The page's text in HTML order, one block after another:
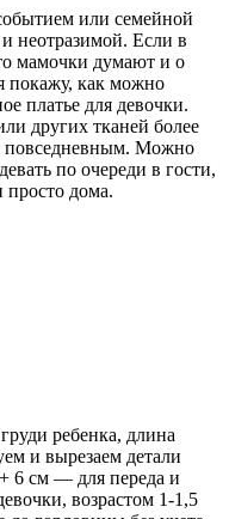
или семейной
неотразимой. Если в
мамочки думают и о
покажу, как можно
платье для девочки.
других тканей более
повседневным. Можно
по очереди в гости,
дома.
ребенка, длина
и вырезаем детали
6 см — для переда и
возрастом 1-1,5